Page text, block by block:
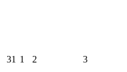
31 1 2 3